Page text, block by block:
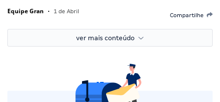
Equipe Gran • 1 de Abril
Compartilhe
ver mais conteúdo